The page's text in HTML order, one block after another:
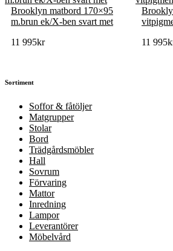
Brooklyn matbord 170×95
m.brun ek/X-ben svart met
11 995kr
11 995
Sortiment
Soffor & fåtöljer
Matgrupper
Stolar
Bord
Trädgårdsmöbler
Hall
Sovrum
Förvaring
Mattor
Inredning
Lampor
Leverantörer
Möbelvård